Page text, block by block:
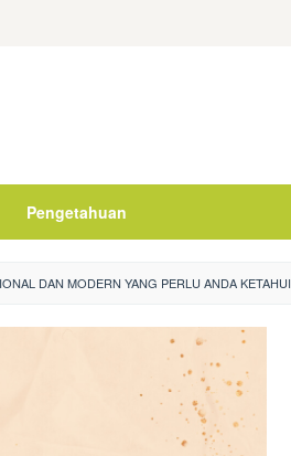
Pengetahuan
DAN MODERN YANG PERLU ANDA KETAHUI